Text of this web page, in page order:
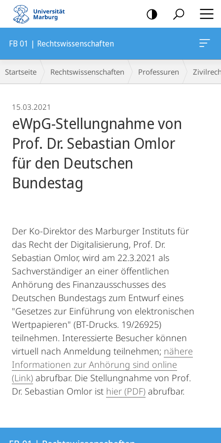
Mobile-
Navigation
FB 01 | Rechtswissenschaften
Breadcrumb-
Navigation
Startseite Rechtswissenschaften Professuren
15.03.2021
eWpG-Stellungnahme von
Prof. Dr. Sebastian Omlor
für den Deutschen
Bundestag
Der Ko-Direktor des Marburger Instituts für
das Recht der Digitalisierung, Prof. Dr.
Sebastian Omlor, wird am 22.3.2021 als
Sachverständiger an einer öffentlichen
Anhörung des Finanzausschusses des
Deutschen Bundestags zum Entwurf eines
"Gesetzes zur Einführung von elektronischen
Wertpapieren" (BT-Drucks. 19/26925)
teilnehmen. Interessierte Besucher können
virtuell nach Anmeldung teilnehmen; nähere
Informationen zur Anhörung sind online
(Link) abrufbar. Die Stellungnahme von Prof.
Dr. Sebastian Omlor ist hier (PDF) abrufbar.
Kontakt
Kontaktinformationen